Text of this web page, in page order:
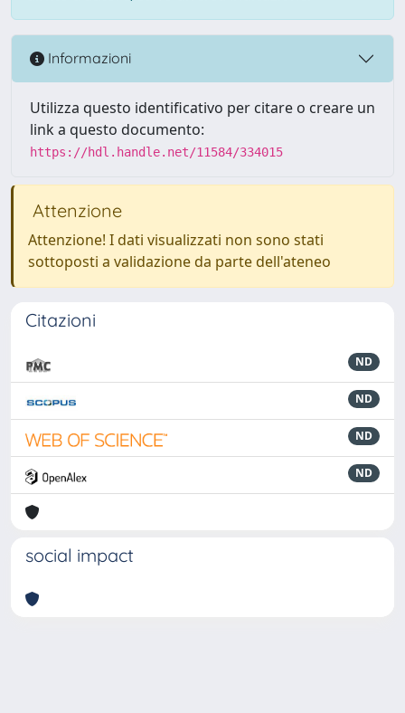
Informazioni
Utilizza questo identificativo per citare o creare un
link a questo documento:
https://hdl.handle.net/11584/334015
Attenzione
Attenzione! I dati visualizzati non sono stati
sottoposti a validazione da parte dell'ateneo
Citazioni
ND
ND
ND
ND
social impact